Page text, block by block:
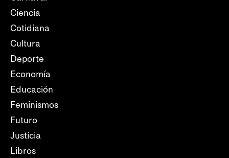
Ciencia
Cotidiana
Cultura
Deporte
Economía
Educación
Feminismos
Futuro
Justicia
Libros